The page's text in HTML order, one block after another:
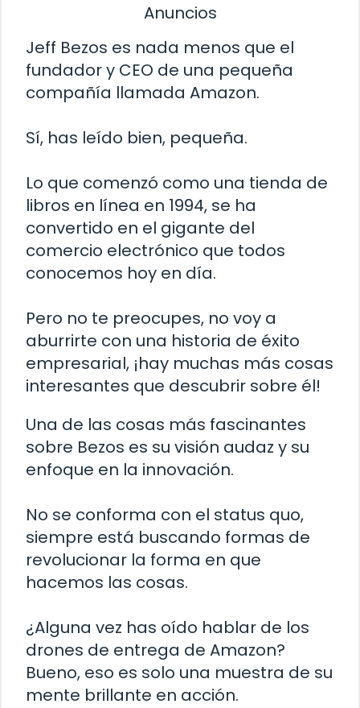
Anuncios
Jeff Bezos es nada menos que el
fundador y CEO de una pequeña
compañía llamada Amazon.
Sí, has leído bien, pequeña.
Lo que comenzó como una tienda de
libros en línea en 1994, se ha
convertido en el gigante del
comercio electrónico que todos
conocemos hoy en día.
Pero no te preocupes, no voy a
aburrirte con una historia de éxito
empresarial, ¡hay muchas más cosas
interesantes que descubrir sobre él!
Una de las cosas más fascinantes
sobre Bezos es su visión audaz y su
enfoque en la innovación.
No se conforma con el status quo,
siempre está buscando formas de
revolucionar la forma en que
hacemos las cosas.
¿Alguna vez has oído hablar de los
drones de entrega de Amazon?
Bueno, eso es solo una muestra de su
mente brillante en acción.